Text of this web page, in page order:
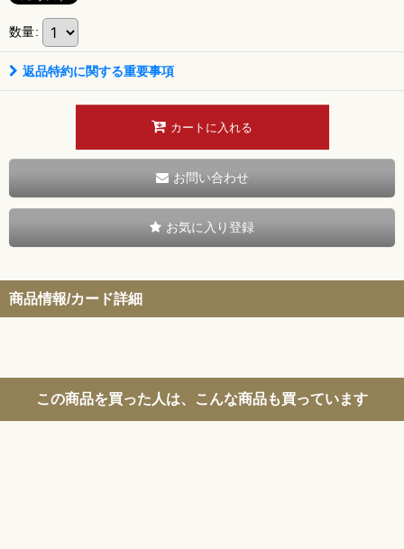
数量:
返品特約に関する重要事項
カートに入れる
お問い合わせ
お気に入り登録
商品情報/カード詳細
この商品を買った人は、こんな商品も買っています